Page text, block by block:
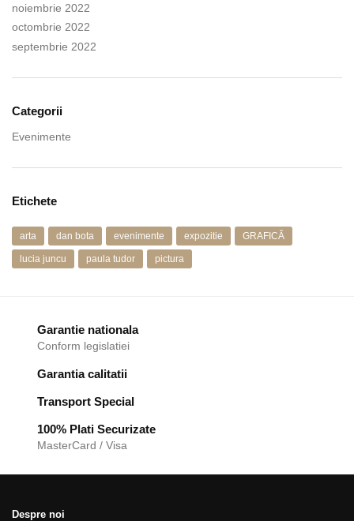
noiembrie 2022
octombrie 2022
septembrie 2022
Categorii
Evenimente
Etichete
arta dan bota evenimente expozitie GRAFICĂ
lucia juncu paula tudor pictura
Garantie nationala
Conform legislatiei
Garantia calitatii
Transport Special
100% Plati Securizate
MasterCard / Visa
Despre noi